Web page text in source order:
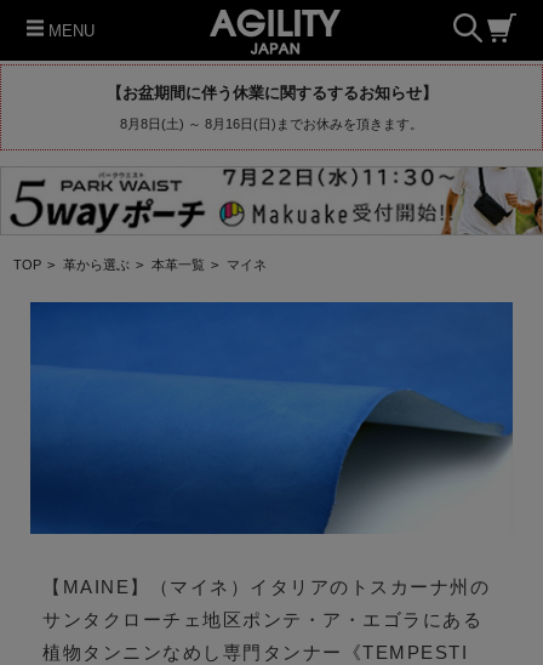
MENU
【お盆期間に伴う休業に関するするお知らせ】
8月8日(土) ～ 8月16日(日)までお休みを頂きます。
TOP > 革から選ぶ > 本革一覧 > マイネ
【MAINE】（マイネ）イタリアのトスカーナ州の
サンタクローチェ地区ポンテ・ア・エゴラにある
植物タンニンなめし専門タンナー《TEMPESTI